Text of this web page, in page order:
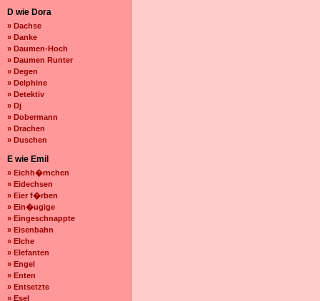
D wie Dora
» Dachse
» Danke
» Daumen-Hoch
» Daumen Runter
» Degen
» Delphine
» Detektiv
» Dj
» Dobermann
» Drachen
» Duschen
E wie Emil
» Eichh�rnchen
» Eidechsen
» Eier f�rben
» Ein�ugige
» Eingeschnappte
» Eisenbahn
» Elche
» Elefanten
» Engel
» Enten
» Entsetzte
» Esel